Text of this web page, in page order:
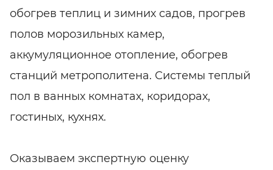
обогрев теплиц и зимних садов, прогрев
полов морозильных камер,
аккумуляционное отопление, обогрев
станций метрополитена. Системы теплый
пол в ванных комнатах, коридорах,
гостиных, кухнях.
Оказываем экспертную оценку